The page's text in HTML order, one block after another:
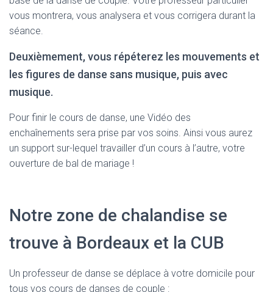
vous montrera, vous analysera et vous corrigera durant la
séance.
Deuxièmement, vous répéterez les mouvements et
les figures de danse sans musique, puis avec
musique.
Pour finir le cours de danse, une Vidéo des
enchaînements sera prise par vos soins. Ainsi vous aurez
un support sur-lequel travailler d’un cours à l’autre, votre
ouverture de bal de mariage !
Notre zone de chalandise se
trouve à Bordeaux et la CUB
Un professeur de danse se déplace à votre domicile pour
tous vos cours de danses de couple :